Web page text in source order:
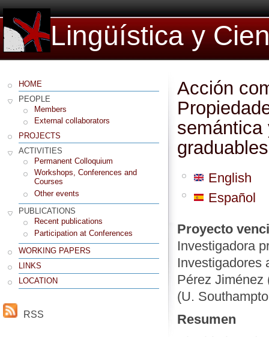
Lingüística y
HOME
PEOPLE
Members
External collaborators
PROJECTS
ACTIVITIES
Permanent Colloquium
Workshops, Conferences and
Courses
Other events
PUBLICATIONS
Recent publications
Participation at Conferences
WORKING PAPERS
LINKS
LOCATION
RSS
Acción
semántica
English
Español
Proyecto
Investigadora
Investigadores
Pérez Jiménez
(U.
Resumen